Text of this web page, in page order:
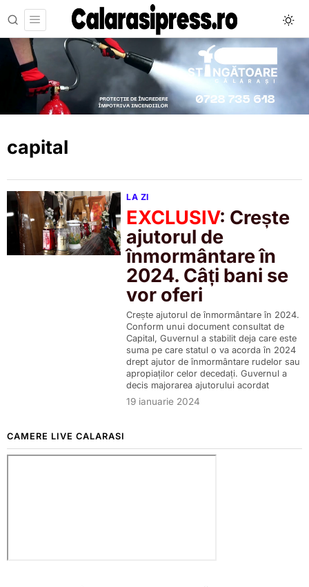
capital
LA ZI
EXCLUSIV: Crește
ajutorul de
înmormântare în
2024. Câți bani se
vor oferi
Crește ajutorul de înmormântare în 2024.
Conform unui document consultat de
Capital, Guvernul a stabilit deja care este
suma pe care statul o va acorda în 2024
drept ajutor de înmormântare rudelor sau
apropiaților celor decedați. Guvernul a
decis majorarea ajutorului acordat
19 ianuarie 2024
CAMERE LIVE CALARASI